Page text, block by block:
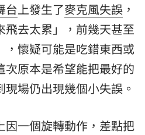
台上發生了麥克風失誤 ，
去太累」，前幾天甚至
，懷疑可能是吃錯東西或
次原本是希望能把最好的
場仍出現幾個小失誤。
因一個旋轉動作，差點把